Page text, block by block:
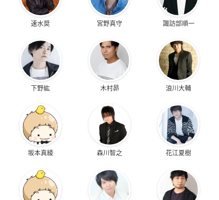
速水奨 宮野真守 諏訪部順一
下野紘 木村昴 浪川大輔
坂本真綾 森川智之 花江夏樹